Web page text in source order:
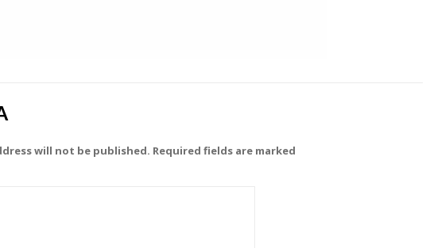
will not be published. Required fields are marked